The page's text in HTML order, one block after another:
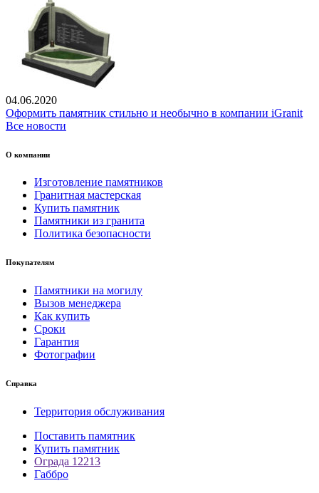
04.06.2020
Оформить памятник стильно и необычно в компании iGranit
Все новости
О компании
Изготовление памятников
Гранитная мастерская
Купить памятник
Памятники из гранита
Политика безопасности
Покупателям
Памятники на могилу
Вызов менеджера
Как купить
Сроки
Гарантия
Фотографии
Справка
Территория обслуживания
Поставить памятник
Купить памятник
Ограда 12213
Габбро